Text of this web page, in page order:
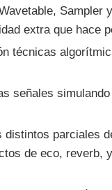
Sampler
extra que hace
técnicas
señales simulando
distintos parciales
de eco, reverb,